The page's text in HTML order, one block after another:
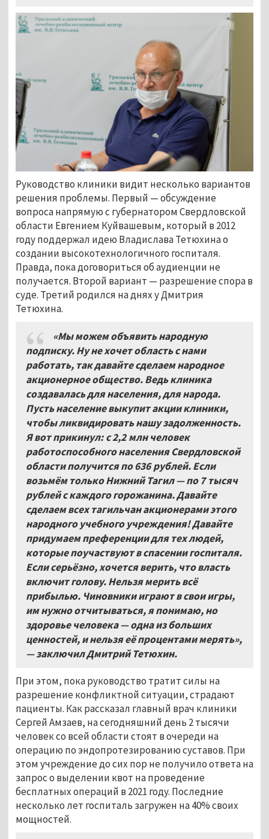
Руководство клиники видит несколько вариантов
решения проблемы. Первый —обсуждение
вопроса напрямую с губернатором Свердловской
области Евгением Куйвашевым, который в 2012
году поддержал идею Владислава Тетюхина о
создании высокотехнологичного госпиталя.
Правда, пока договориться об аудиенции не
получается. Второй вариант — разрешение спора в
суде. Третий родился на днях у Дмитрия
Тетюхина.
«Мы можем объявить народную
подписку. Ну не хочет область с нами
работать, так давайте сделаем народное
акционерное общество. Ведь клиника
создавалась для населения, для народа.
Пусть население выкупит акции клиники,
чтобы ликвидировать нашу задолженность.
Я вот прикинул: с 2,2 млн человек
работоспособного населения Свердловской
области получится по 636 рублей. Если
возьмём только Нижний Тагил — по 7 тысяч
рублей с каждого горожанина. Давайте
сделаем всех тагильчан акционерами этого
народного учебного учреждения! Давайте
придумаем преференции для тех людей,
которые поучаствуют в спасении госпиталя.
Если серьёзно, хочется верить, что власть
включит голову. Нельзя мерить всё
прибылью. Чиновники играют в свои игры,
им нужно отчитываться, я понимаю, но
здоровье человека — одна из больших
ценностей, и нельзя её процентами мерять»,
— заключил Дмитрий Тетюхин.
При этом, пока руководство тратит силы на
разрешение конфликтной ситуации, страдают
пациенты. Как рассказал главный врач клиники
Сергей Амзаев, на сегодняшний день 2 тысячи
человек со всей области стоят в очереди на
операцию по эндопротезированию суставов. При
этом учреждение до сих пор не получило ответа на
запрос о выделении квот на проведение
бесплатных операций в 2021 году. Последние
несколько лет госпиталь загружен на 40% своих
мощностей.